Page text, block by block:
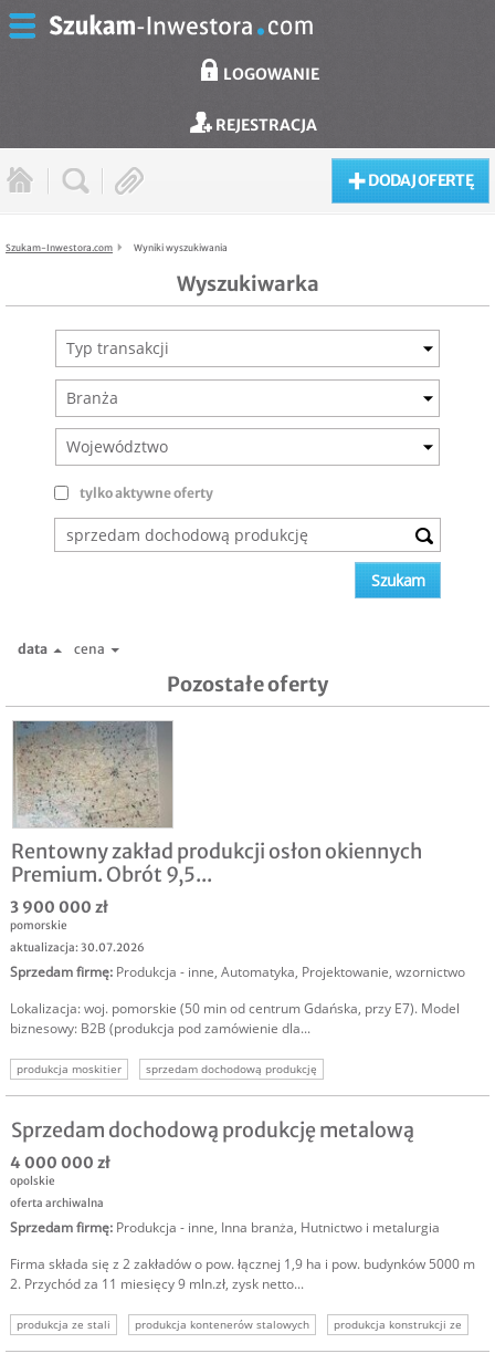
LOGOWANIE
REJESTRACJA
DODAJ OFERTĘ
Szukam-Inwestora.com Wyniki wyszukiwania
Wyszukiwarka
Typ transakcji
Branża
Województwo
tylko aktywne oferty
data cena
Pozostałe oferty
Rentowny zakład produkcji osłon okiennych
Premium. Obrót 9,5...
3 900 000 zł
pomorskie
aktualizacja: 30.07.2026
Sprzedam firmę: Produkcja - inne, Automatyka, Projektowanie, wzornictwo
Lokalizacja: woj. pomorskie (50 min od centrum Gdańska, przy E7). Model
biznesowy: B2B (produkcja pod zamówienie dla...
produkcja moskitier
sprzedam dochodową produkcję
sprzedam dochodowy biznes
sprzedam dochodową firmę
Sprzedam dochodową produkcję metalową
4 000 000 zł
opolskie
oferta archiwalna
Sprzedam firmę: Produkcja - inne, Inna branża, Hutnictwo i metalurgia
Firma składa się z 2 zakładów o pow. łącznej 1,9 ha i pow. budynków 5000 m
2. Przychód za 11 miesięcy 9 mln.zł, zysk netto...
produkcja ze stali produkcja kontenerów stalowych
produkcja konstrukcji ze
dochodowy biznes
cięcie stali z prostowanie blach produkcja kiprów